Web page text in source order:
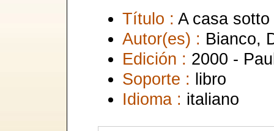
Título : A casa
Autor(es) : Bianco,
Edición : 2000 -
Soporte : libro
Idioma : italiano